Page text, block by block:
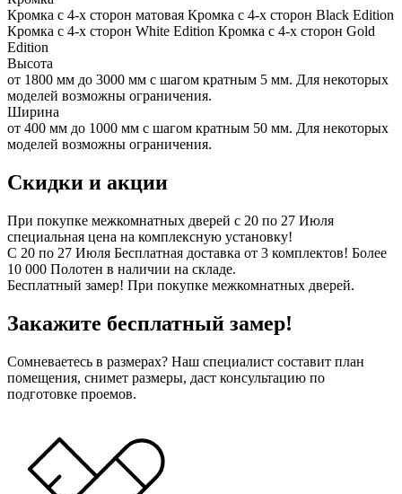
Кромка с 4-х сторон матовая Кромка с 4-х сторон Black Edition
Кромка с 4-х сторон White Edition Кромка с 4-х сторон Gold
Edition
Высота
от 1800 мм до 3000 мм с шагом кратным 5 мм. Для некоторых
моделей возможны ограничения.
Ширина
от 400 мм до 1000 мм с шагом кратным 50 мм. Для некоторых
моделей возможны ограничения.
Скидки и акции
При покупке межкомнатных дверей c 20 по 27 Июля
специальная цена на комплексную установку!
С 20 по 27 Июля Бесплатная доставка от 3 комплектов! Более
10 000 Полотен в наличии на складе.
Бесплатный замер! При покупке межкомнатных дверей.
Закажите бесплатный замер!
Сомневаетесь в размерах? Наш специалист составит план
помещения, снимет размеры, даст консультацию по
подготовке проемов.